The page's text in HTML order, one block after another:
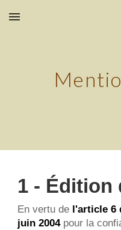
Skip to main content
1 - Édition
En vertu de l'article 6
juin 2004 pour la